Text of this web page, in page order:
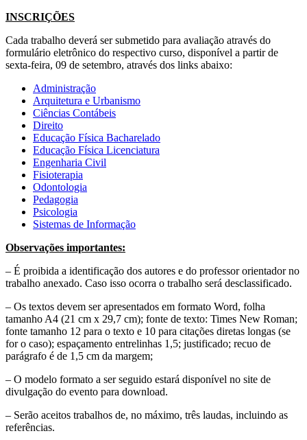
INSCRIÇÕES
Cada trabalho deverá ser submetido para avaliação através do
formulário eletrônico do respectivo curso, disponível a partir de
sexta-feira, 09 de setembro, através dos links abaixo:
Administração
Arquitetura e Urbanismo
Ciências Contábeis
Direito
Educação Física Bacharelado
Educação Física Licenciatura
Engenharia Civil
Fisioterapia
Odontologia
Pedagogia
Psicologia
Sistemas de Informação
Observações importantes:
– É proibida a identificação dos autores e do professor orientador no
trabalho anexado. Caso isso ocorra o trabalho será desclassificado.
– Os textos devem ser apresentados em formato Word, folha
tamanho A4 (21 cm x 29,7 cm); fonte de texto: Times New Roman;
fonte tamanho 12 para o texto e 10 para citações diretas longas (se
for o caso); espaçamento entrelinhas 1,5; justificado; recuo de
parágrafo é de 1,5 cm da margem;
– O modelo formato a ser seguido estará disponível no site de
divulgação do evento para download.
– Serão aceitos trabalhos de, no máximo, três laudas, incluindo as
referências.